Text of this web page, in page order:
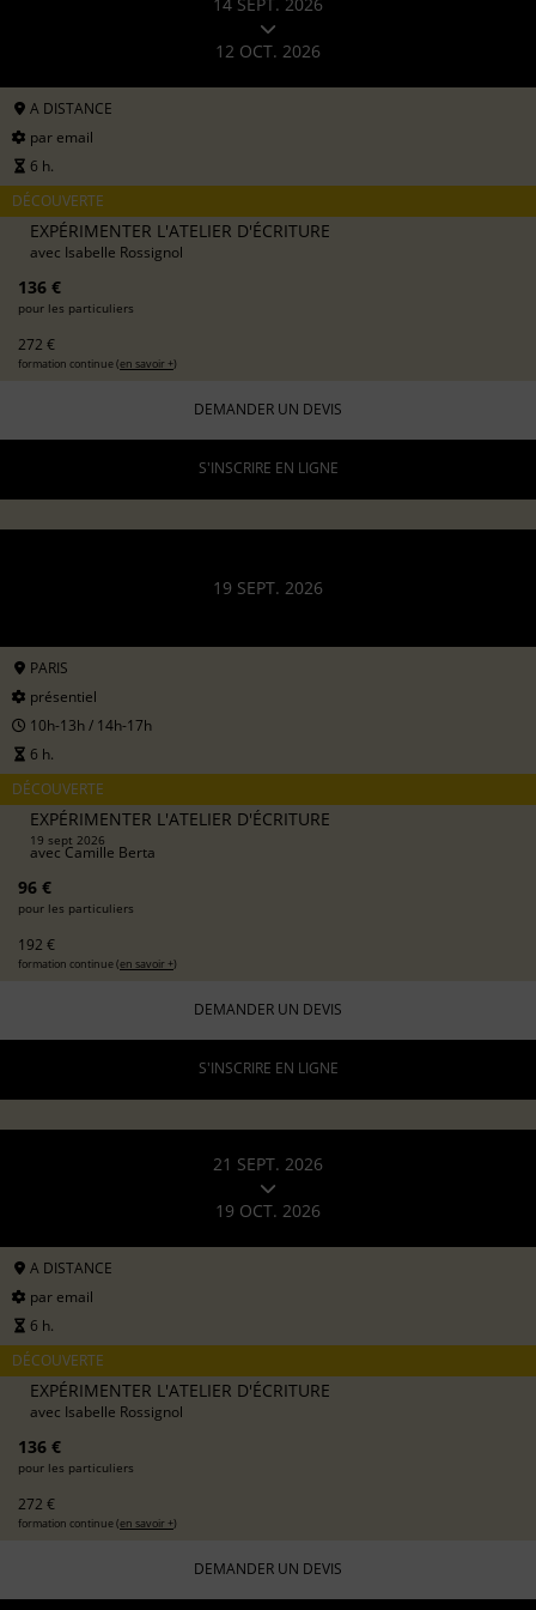
12 OCT. 2026
A DISTANCE
par email
6 h.
DÉCOUVERTE
EXPÉRIMENTER L'ATELIER D'ÉCRITURE
avec Isabelle Rossignol
136 €
pour les particuliers
272 €
formation continue (en savoir +)
DEMANDER UN DEVIS
S'INSCRIRE EN LIGNE
19 SEPT. 2026
PARIS
présentiel
10h-13h / 14h-17h
6 h.
DÉCOUVERTE
EXPÉRIMENTER L'ATELIER D'ÉCRITURE
19 sept 2026
avecCamille Berta
96 €
pour les particuliers
192 €
formation continue (en savoir +)
DEMANDER UN DEVIS
S'INSCRIRE EN LIGNE
21 SEPT. 2026
19 OCT. 2026
A DISTANCE
par email
6 h.
DÉCOUVERTE
EXPÉRIMENTER L'ATELIER D'ÉCRITURE
avec Isabelle Rossignol
136 €
pour les particuliers
272 €
formation continue (en savoir +)
DEMANDER UN DEVIS